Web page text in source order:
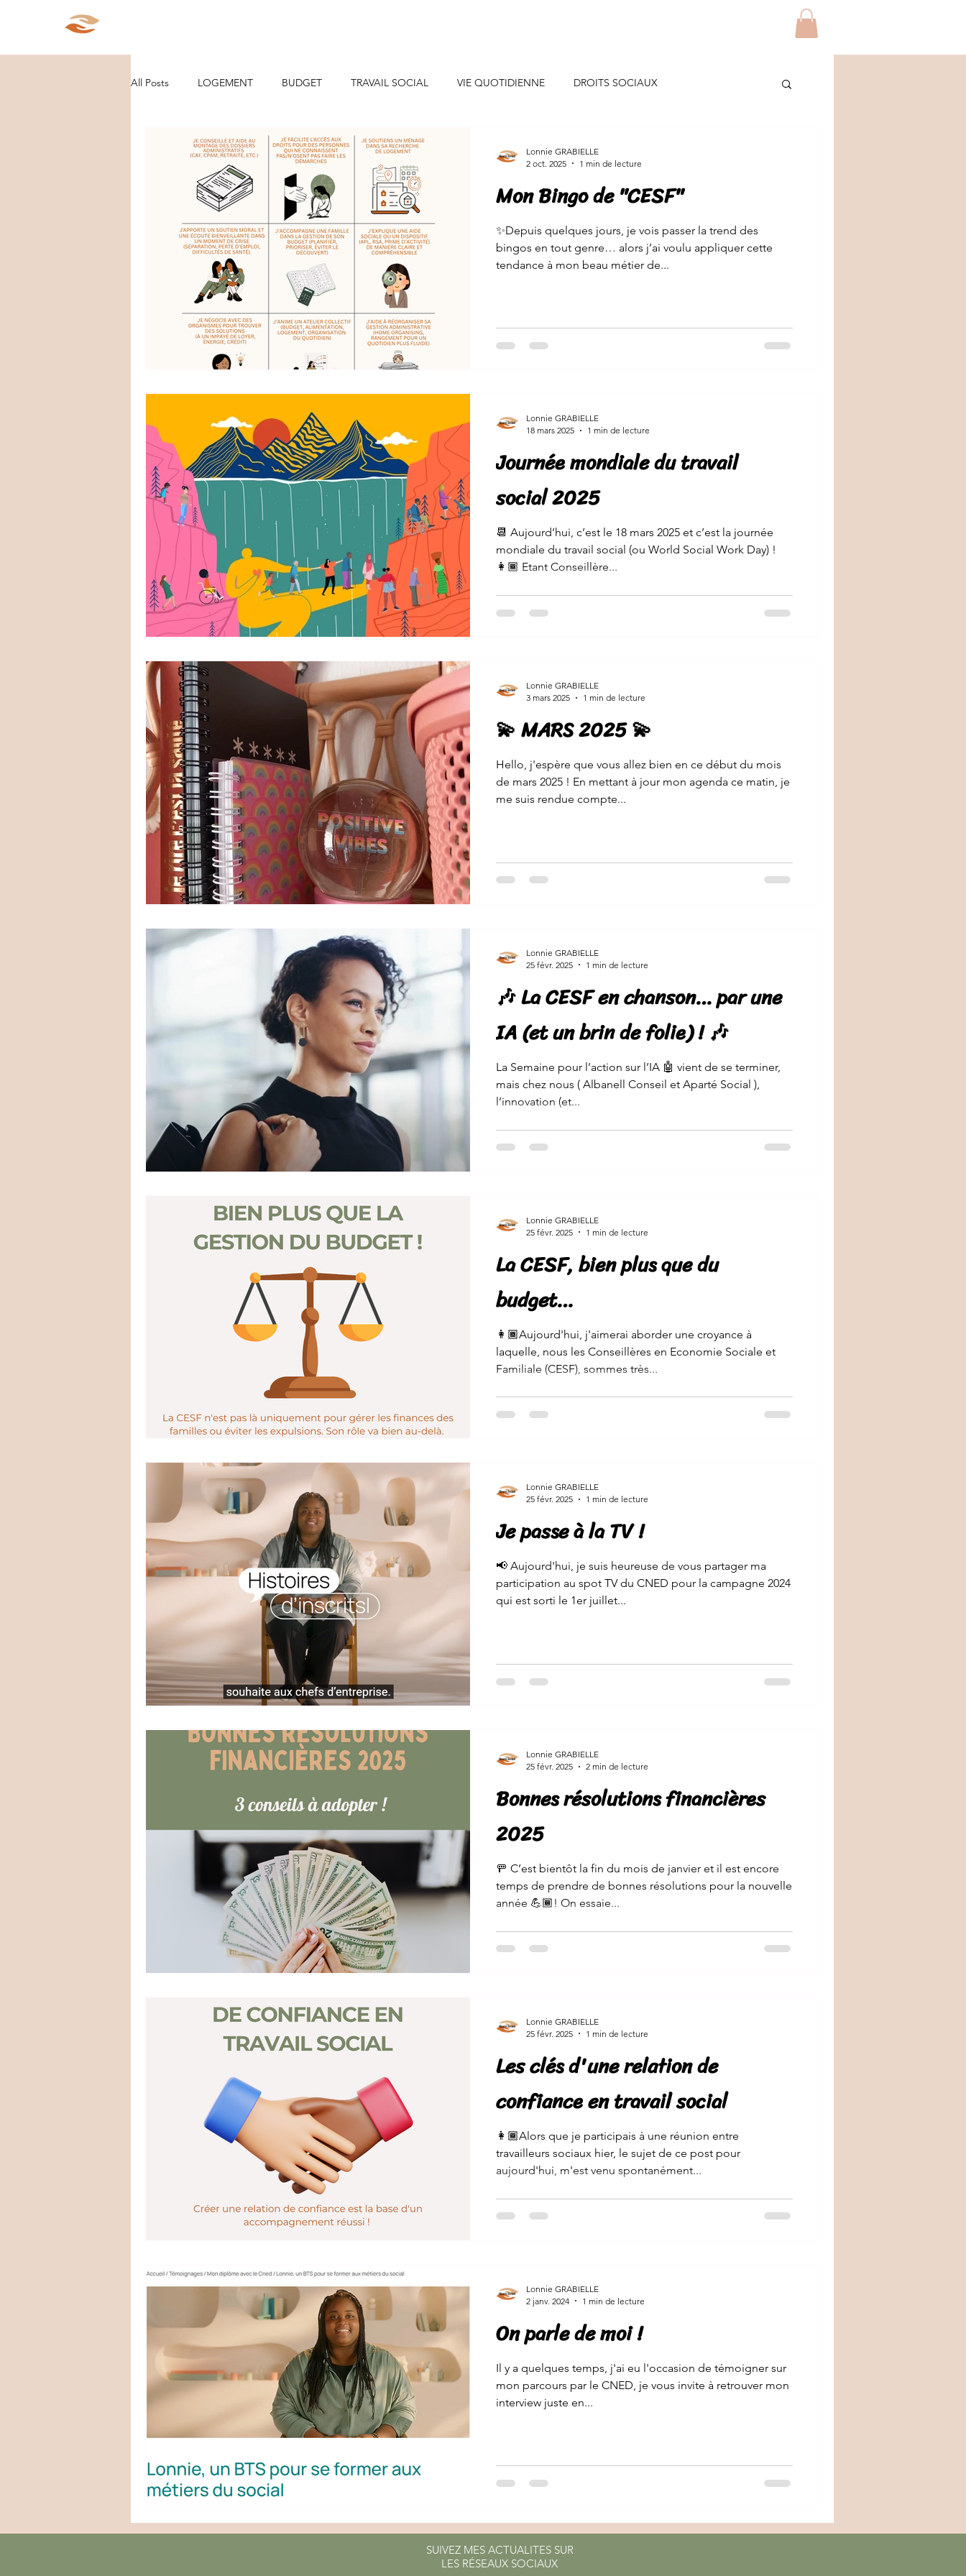
All Posts LOGEMENT BUDGET TRAVAIL SOCIAL VIE QUOTIDIENNE DROITS SOCIAUX
ORGANISATION/RANGEMENT CONSEILS DECO
DEMARCHES ADMINISTRATIVES SANTE/ALIMENTATION EVENEMENTS DE VIE JEUNES/ETUDIANTS
PARCOURS VIE D'ENTREPRENEURE CONSOMMATION ENERGIE/EAU
Mon Bingo de "CESF"
✨Depuis quelques jours, je vois passer la trend des
bingos en tout genre… alors j’ai voulu appliquer cette
tendance à mon beau métier de...
Lonnie GRABIELLE
2 oct. 2025
1 min de lecture
Journée mondiale du travail
social 2025
📆 Aujourd’hui, c’est le 18 mars 2025 et c’est la journée
mondiale du travail social (ou World Social Work Day) !
👩🏾 Etant Conseillère...
Lonnie GRABIELLE
18 mars 2025
1 min de lecture
💫 MARS 2025 💫
Hello, j'espère que vous allez bien en ce début du mois
de mars 2025 ! En mettant à jour mon agenda ce matin, je
me suis rendue compte...
Lonnie GRABIELLE
3 mars 2025
1 min de lecture
🎶 La CESF en chanson… par une
IA (et un brin de folie) ! 🎶
La Semaine pour l’action sur l’IA 🤖 vient de se terminer,
mais chez nous ( Albanell Conseil et Aparté Social ),
l’innovation (et...
Lonnie GRABIELLE
25 févr. 2025
1 min de lecture
La CESF, bien plus que du
budget…
👩🏾Aujourd'hui, j'aimerai aborder une croyance à
laquelle, nous les Conseillères en Economie Sociale et
Familiale (CESF), sommes très...
Lonnie GRABIELLE
25 févr. 2025
1 min de lecture
Je passe à la TV !
📢 Aujourd'hui, je suis heureuse de vous partager ma
participation au spot TV du CNED pour la campagne 2024
qui est sorti le 1er juillet...
Lonnie GRABIELLE
25 févr. 2025
1 min de lecture
Bonnes résolutions financières
2025
🚥 C’est bientôt la fin du mois de janvier et il est encore
temps de prendre de bonnes résolutions pour la nouvelle
année 💪🏾! On essaie...
Lonnie GRABIELLE
25 févr. 2025
2 min de lecture
Les clés d'une relation de
confiance en travail social
👩🏾Alors que je participais à une réunion entre
travailleurs sociaux hier, le sujet de ce post pour
aujourd'hui, m'est venu spontanément...
Lonnie GRABIELLE
25 févr. 2025
1 min de lecture
On parle de moi !
Il y a quelques temps, j'ai eu l'occasion de témoigner sur
mon parcours par le CNED, je vous invite à retrouver mon
interview juste en...
Lonnie GRABIELLE
2 janv. 2024
1 min de lecture
SUIVEZ MES ACTUALITES SUR
LES RÉSEAUX SOCIAUX